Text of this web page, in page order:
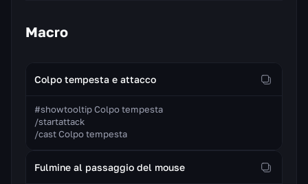
Macro
Colpo tempesta e attacco
#showtooltip Colpo tempesta
/startattack
/cast Colpo tempesta
Fulmine al passaggio del mouse